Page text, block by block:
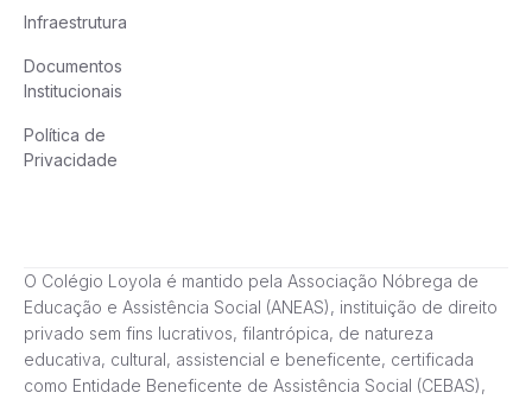
Infraestrutura
Documentos
Institucionais
Política de
Privacidade
O Colégio Loyola é mantido pela Associação Nóbrega de
Educação e Assistência Social (ANEAS), instituição de direito
privado sem fins lucrativos, filantrópica, de natureza
educativa, cultural, assistencial e beneficente, certificada
como Entidade Beneficente de Assistência Social (CEBAS),